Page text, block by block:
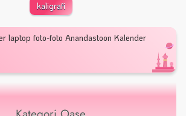
kaligrafi
laptop foto-foto Anandastoon Kalender